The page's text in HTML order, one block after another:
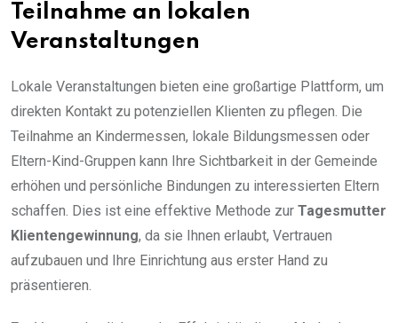
Teilnahme an lokalen
Veranstaltungen
Lokale Veranstaltungen bieten eine großartige Plattform, um
direkten Kontakt zu potenziellen Klienten zu pflegen. Die
Teilnahme an Kindermessen, lokale Bildungsmessen oder
Eltern-Kind-Gruppen kann Ihre Sichtbarkeit in der Gemeinde
erhöhen und persönliche Bindungen zu interessierten Eltern
schaffen. Dies ist eine effektive Methode zur Tagesmutter
Klientengewinnung, da sie Ihnen erlaubt, Vertrauen
aufzubauen und Ihre Einrichtung aus erster Hand zu
präsentieren.